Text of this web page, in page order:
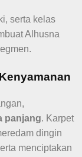
serta kelas
Alhusna
panjang. Karpet
dingin
menciptakan